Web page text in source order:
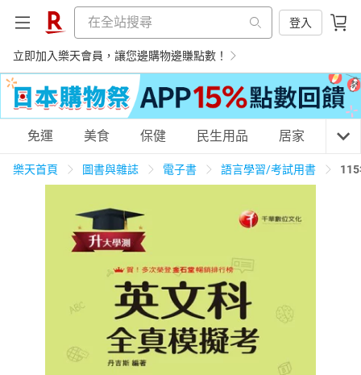
登入
立即加入樂天會員，讓您邊購物邊賺點數！
購物網分類
美食蛋糕 養生保健 民生用品
3C家電 運動休閒
男裝 化妝保養
免運 美食 保健 民生用品 居家 3C
樂天首頁 圖書與雜誌 電子書 語言學習/考試用書